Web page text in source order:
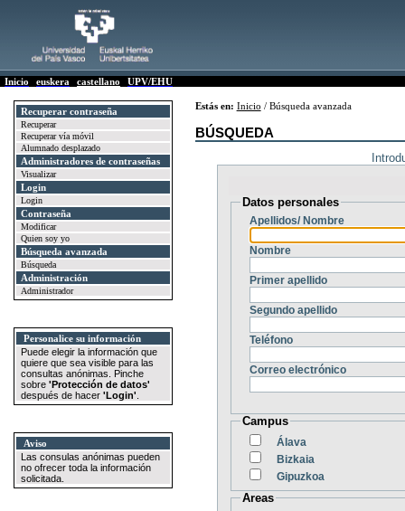
Inicio euskera castellano UPV/EHU
Recuperar contraseña
Recuperar
Recuperar vía móvil
Alumnado desplazado
Administradores de contraseñas
Visualizar
Login
Login
Contraseña
Modificar
Quien soy yo
Búsqueda avanzada
Búsqueda
Administración
Administrador
Personalice su información
Puede elegir la información que
quiere que sea visible para las
consultas anónimas. Pinche
sobre 'Protección de datos'
después de hacer 'Login'
Aviso
Las consulas anónimas pueden
no ofrecer toda la información
solicitada.
Estás en: Inicio / Búsqueda avanzada
BÚSQUEDA
Datos personales
Apellidos/ Nombre
Nombre
Primer apellido
Segundo apellido
Teléfono
Correo electrónico
Campus
Álava
Bizkaia
Gipuzkoa
Areas